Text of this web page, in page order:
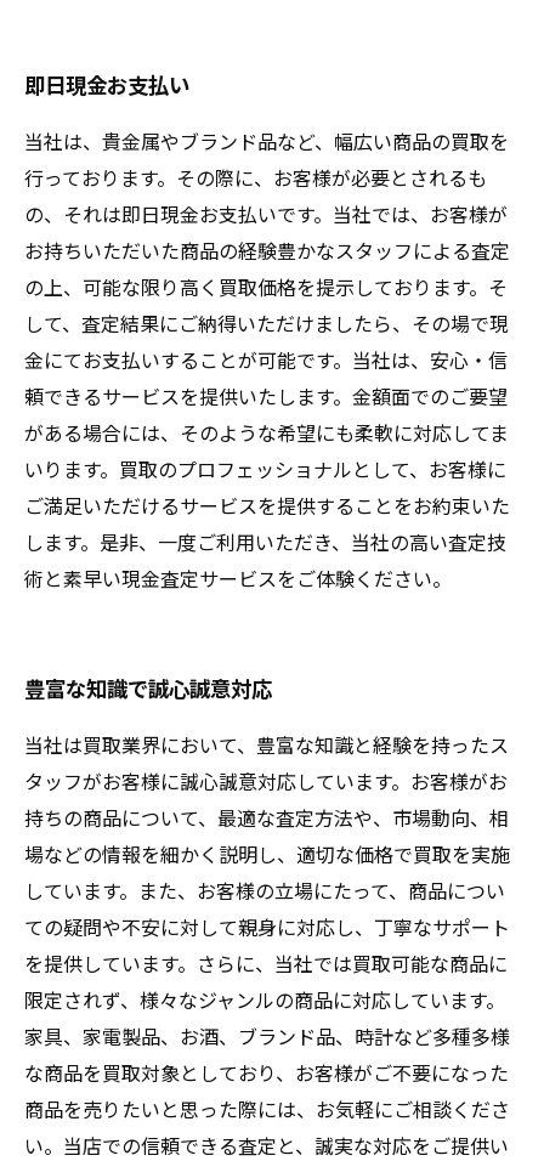
即日現金お支払い
当社は、貴金属やブランド品など、幅広い商品の買取を
行っております。その際に、お客様が必要とされるも
の、それは即日現金お支払いです。当社では、お客様が
お持ちいただいた商品の経験豊かなスタッフによる査定
の上、可能な限り高く買取価格を提示しております。そ
して、査定結果にご納得いただけましたら、その場で現
金にてお支払いすることが可能です。当社は、安心・信
頼できるサービスを提供いたします。金額面でのご要望
がある場合には、そのような希望にも柔軟に対応してま
いります。買取のプロフェッショナルとして、お客様に
ご満足いただけるサービスを提供することをお約束いた
します。是非、一度ご利用いただき、当社の高い査定技
術と素早い現金査定サービスをご体験ください。
豊富な知識で誠心誠意対応
当社は買取業界において、豊富な知識と経験を持ったス
タッフがお客様に誠心誠意対応しています。お客様がお
持ちの商品について、最適な査定方法や、市場動向、相
場などの情報を細かく説明し、適切な価格で買取を実施
しています。また、お客様の立場にたって、商品につい
ての疑問や不安に対して親身に対応し、丁寧なサポート
を提供しています。さらに、当社では買取可能な商品に
限定されず、様々なジャンルの商品に対応しています。
家具、家電製品、お酒、ブランド品、時計など多種多様
な商品を買取対象としており、お客様がご不要になった
商品を売りたいと思った際には、お気軽にご相談くださ
い。当店での信頼できる査定と、誠実な対応をご提供い